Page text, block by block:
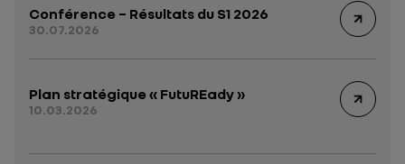
Conférence – Résultats du S1 2026
30.07.2026
Plan stratégique « FutuREady »
10.03.2026